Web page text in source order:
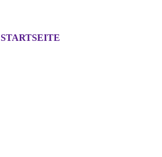
STARTSEITE